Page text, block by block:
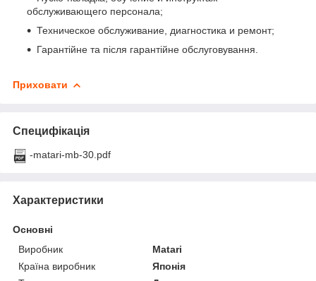
обслуживающего персонала;
Техническое обслуживание, диагностика и ремонт;
Гарантійне та після гарантійне обслуговування.
Приховати
Специфікація
-matari-mb-30.pdf
Характеристики
Основні
Виробник
Matari
Країна виробник
Японія